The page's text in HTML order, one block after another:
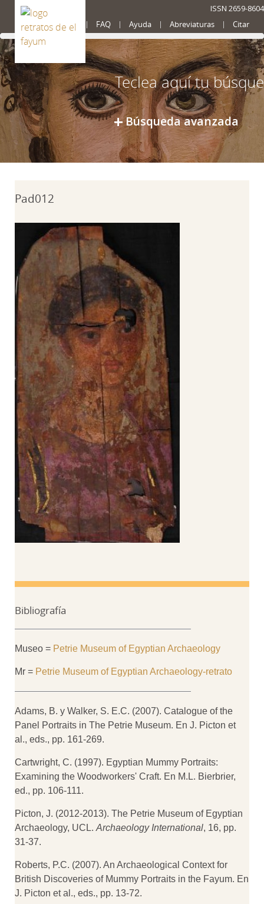
ISSN 2659-8604
Presentación FAQ Ayuda Abreviaturas Citar
Búsqueda avanzada
Pad012
Bibliografía
Museo = Petrie Museum of Egyptian Archaeology
Mr = Petrie Museum of Egyptian Archaeology-retrato
Adams, B. y Walker, S. E.C. (2007). Catalogue of the
Panel Portraits in The Petrie Museum. En J. Picton et
al., eds., pp. 161-269.
Cartwright, C. (1997). Egyptian Mummy Portraits:
Examining the Woodworkers' Craft. En M.L. Bierbrier,
ed., pp. 106-111.
Picton, J. (2012-2013). The Petrie Museum of Egyptian
Archaeology, UCL. Archaeology International, 16, pp.
31-37.
Roberts, P.C. (2007). An Archaeological Context for
British Discoveries of Mummy Portraits in the Fayum. En
J. Picton et al., eds., pp. 13-72.